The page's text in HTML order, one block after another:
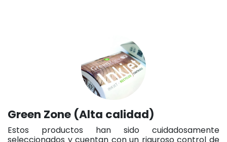
Green Zone (Alta calidad)
Estos productos han sido cuidadosamente